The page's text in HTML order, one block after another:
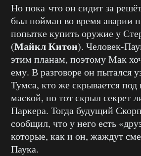
Но пока что он сидит за
был пойман во время аварии
попытке купить оружие у
(Майкл Китон). Человек-
этим планам, поэтому Мак
ему. В разговоре он пытался
Тумса, кто же скрывается под
маской, но тот скрыл секрет
Паркера. Тогда будущий
сообщил, что у него есть
которые, как и он, жаждут
Паука.